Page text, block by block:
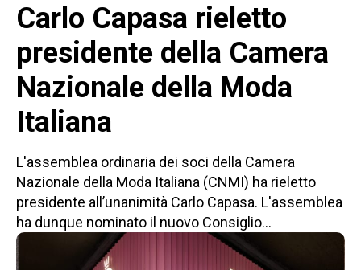
Carlo Capasa rieletto
presidente della Camera
Nazionale della Moda
Italiana
L'assemblea ordinaria dei soci della Camera
Nazionale della Moda Italiana (CNMI) ha rieletto
presidente all’unanimità Carlo Capasa. L'assemblea
ha dunque nominato il nuovo Consiglio...